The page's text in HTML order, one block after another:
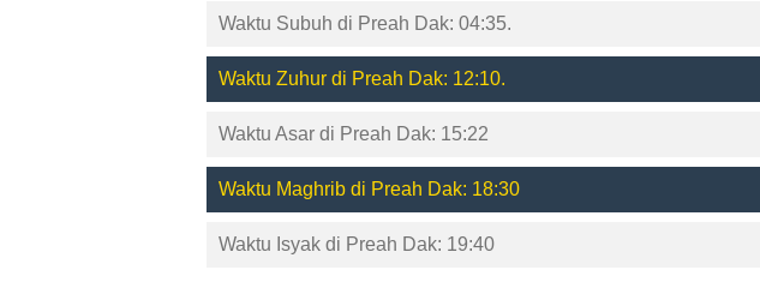
Waktu Subuh di Preah Dak: 04:35.
Waktu Zuhur di Preah Dak: 12:10.
Waktu Asar di Preah Dak: 15:22
Waktu Maghrib di Preah Dak: 18:30
Waktu Isyak di Preah Dak: 19:40